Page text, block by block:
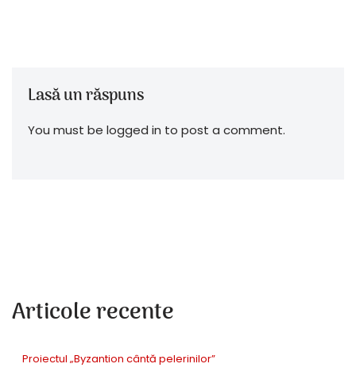
Lasă un răspuns
You must be logged in to post a comment.
Articole recente
Proiectul „Byzantion cântă pelerinilor”